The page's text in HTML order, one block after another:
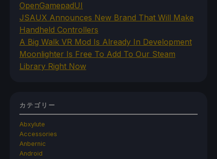
OpenGamepadUI
JSAUX Announces New Brand That Will Make
Handheld Controllers
A Big Walk VR Mod Is Already In Development
Moonlighter Is Free To Add To Our Steam
Library Right Now
カテゴリー
Abxylute
Accessories
Anbernic
Android